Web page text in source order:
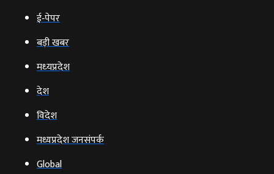
ई‑पेपर
बड़ी खबर
मध्‍यप्रदेश
देश
विदेश
मध्यप्रदेश जनसंपर्क
Global